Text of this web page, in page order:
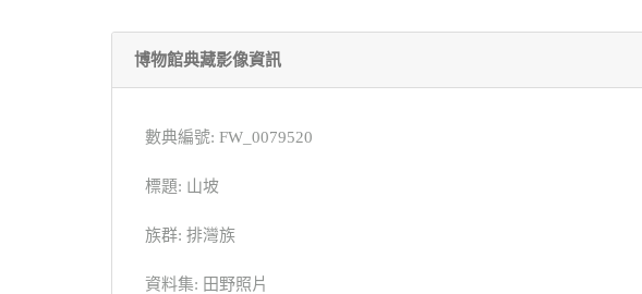
博物館典藏影像資訊
數典編號: FW_0079520
標題: 山坡
族群: 排灣族
資料集: 田野照片